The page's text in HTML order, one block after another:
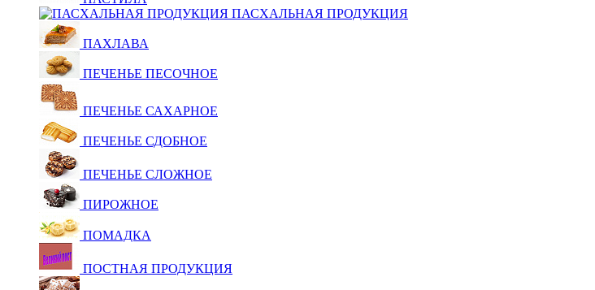
ПАСХАЛЬНАЯ ПРОДУКЦИЯ
ПАХЛАВА
ПЕЧЕНЬЕ ПЕСОЧНОЕ
ПЕЧЕНЬЕ САХАРНОЕ
ПЕЧЕНЬЕ СДОБНОЕ
ПЕЧЕНЬЕ СЛОЖНОЕ
ПИРОЖНОЕ
ПОМАДКА
ПОСТНАЯ ПРОДУКЦИЯ